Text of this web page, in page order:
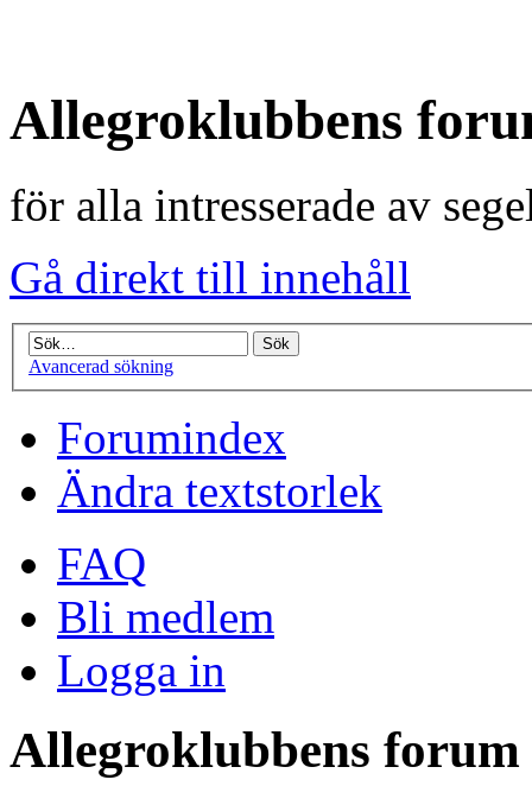
Allegroklubbens
för alla intresserade av
Gå direkt till innehåll
Avancerad sökning
Forumindex
Ändra textstorlek
FAQ
Bli medlem
Logga in
Allegroklubbens